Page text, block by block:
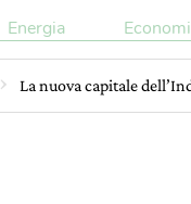
Energia
La nuova capitale